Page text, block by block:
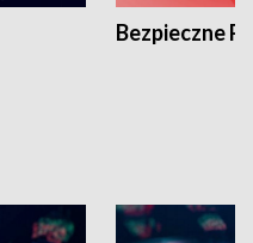
Bezpieczne